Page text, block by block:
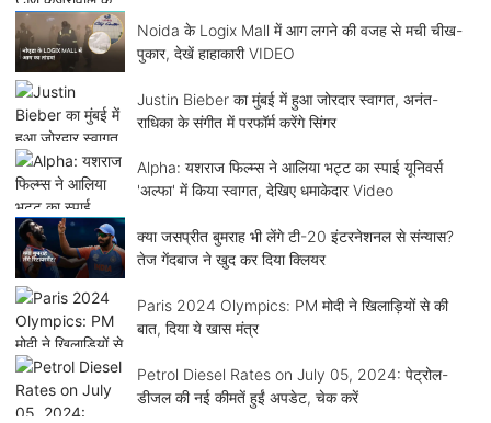
Noida के Logix Mall में आग लगने की वजह से मची चीख-
पुकार, देखें हाहाकारी VIDEO
Justin Bieber का मुंबई में हुआ जोरदार स्वागत, अनंत-
राधिका के संगीत में परफॉर्म करेंगे सिंगर
Alpha: यशराज फिल्म्स ने आलिया भट्ट का स्पाई यूनिवर्स
'अल्फा' में किया स्वागत, देखिए धमाकेदार Video
क्या जसप्रीत बुमराह भी लेंगे टी-20 इंटरनेशनल से संन्यास?
तेज गेंदबाज ने खुद कर दिया क्लियर
Paris 2024 Olympics: PM मोदी ने खिलाड़ियों से की
बात, दिया ये खास मंत्र
Petrol Diesel Rates on July 05, 2024: पेट्रोल-
डीजल की नई कीमतें हुईं अपडेट, चेक करें